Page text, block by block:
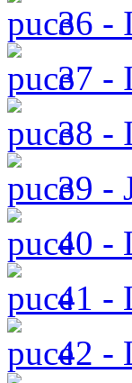
36 -
37 -
38 -
39 -
40 -
41 -
42 -